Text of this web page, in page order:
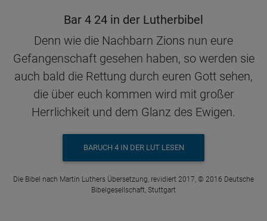
Bar 4 24 in der Lutherbibel
Denn wie die Nachbarn Zions nun eure
Gefangenschaft gesehen haben, so werden sie
auch bald die Rettung durch euren Gott sehen,
die über euch kommen wird mit großer
Herrlichkeit und dem Glanz des Ewigen.
BARUCH 4 IN DER LUT LESEN
Die Bibel nach Martin Luthers Übersetzung, revidiert 2017, © 2016 Deutsche
Bibelgesellschaft, Stuttgart